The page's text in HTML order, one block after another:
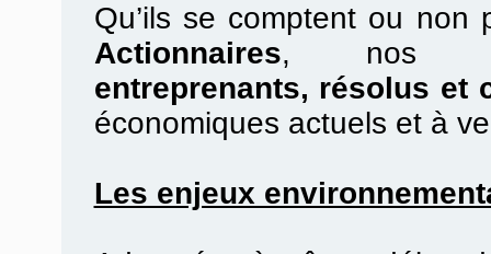
Qu’ils se comptent ou non
Actionnaires, nos
entreprenants, résolus et
économiques actuels et à
Les enjeux